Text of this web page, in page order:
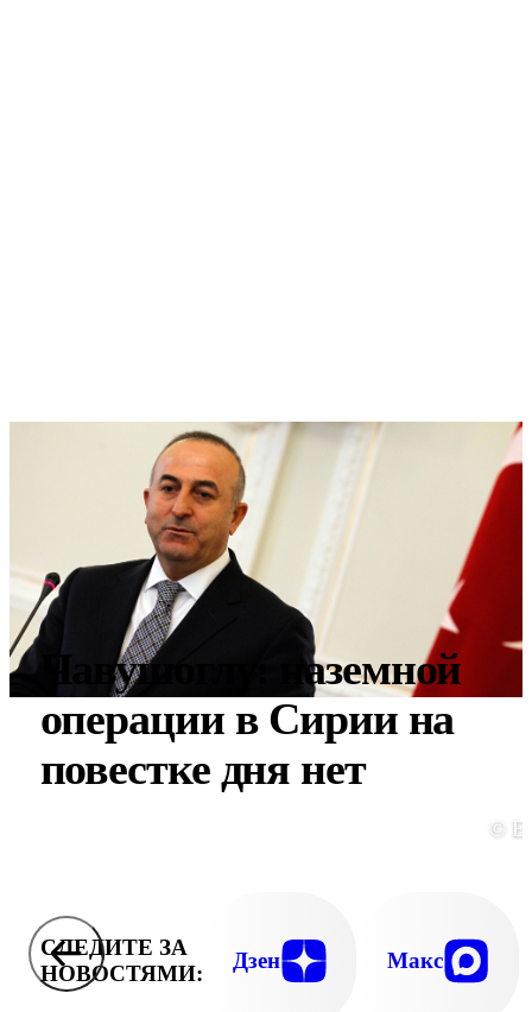
Чавушоглу: наземной
операции в Сирии на
повестке дня нет
©
СЛЕДИТЕ ЗА
НОВОСТЯМИ:
Дзен Макс